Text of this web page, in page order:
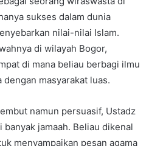
sukses dalam dunia
nilai-nilai Islam.
di wilayah Bogor,
di mana beliau berbagi ilmu
dengan masyarakat luas.
namun persuasif, Ustadz
jamaah. Beliau dikenal
menyampaikan pesan agama